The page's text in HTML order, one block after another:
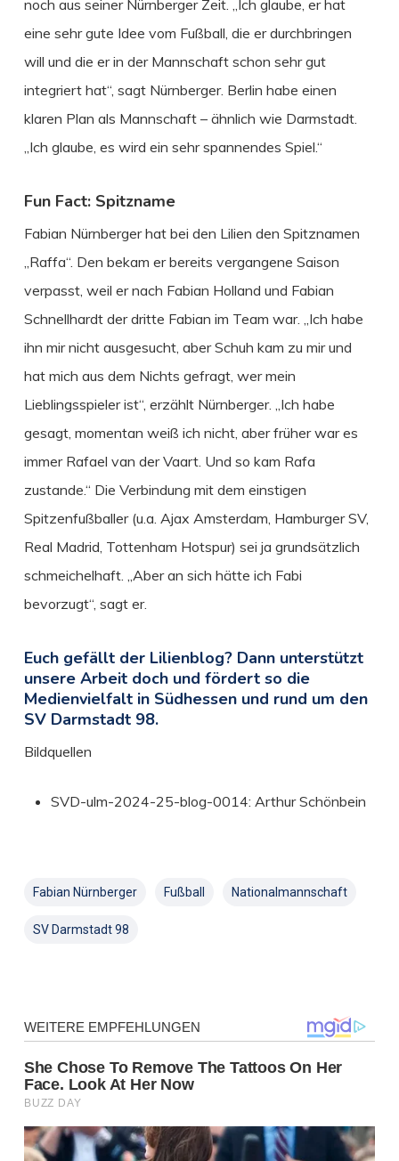
noch aus seiner Nürnberger Zeit. „Ich glaube, er hat
eine sehr gute Idee vom Fußball, die er durchbringen
will und die er in der Mannschaft schon sehr gut
integriert hat“, sagt Nürnberger. Berlin habe einen
klaren Plan als Mannschaft – ähnlich wie Darmstadt.
„Ich glaube, es wird ein sehr spannendes Spiel.“
Fun Fact: Spitzname
Fabian Nürnberger hat bei den Lilien den Spitznamen
„Raffa“. Den bekam er bereits vergangene Saison
verpasst, weil er nach Fabian Holland und Fabian
Schnellhardt der dritte Fabian im Team war. „Ich habe
ihn mir nicht ausgesucht, aber Schuh kam zu mir und
hat mich aus dem Nichts gefragt, wer mein
Lieblingsspieler ist“, erzählt Nürnberger. „Ich habe
gesagt, momentan weiß ich nicht, aber früher war es
immer Rafael van der Vaart. Und so kam Rafa
zustande.“ Die Verbindung mit dem einstigen
Spitzenfußballer (u.a. Ajax Amsterdam, Hamburger SV,
Real Madrid, Tottenham Hotspur) sei ja grundsätzlich
schmeichelhaft. „Aber an sich hätte ich Fabi
bevorzugt“, sagt er.
Euch gefällt der Lilienblog? Dann unterstützt
unsere Arbeit doch und fördert so die
Medienvielfalt in Südhessen und rund um den
SV Darmstadt 98.
Bildquellen
SVD-ulm-2024-25-blog-0014: Arthur Schönbein
Fabian Nürnberger Fußball Nationalmannschaft
SV Darmstadt 98